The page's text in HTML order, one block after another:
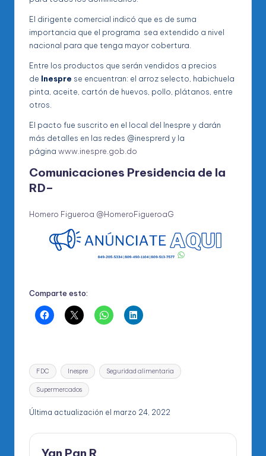
El dirigente comercial indicó que es de suma
importancia que el programa sea extendido a nivel
nacional para que tenga mayor cobertura.
Entre los productos que serán vendidos a precios
de Inespre se encuentran: el arroz selecto, habichuela
pinta, aceite, cartón de huevos, pollo, plátanos, entre
otros.
El pacto fue suscrito en el local del Inespre y darán
más detalles en las redes @inesprerd y la
página www.inespre.gob.do
Comunicaciones Presidencia de la
RD–
Homero Figueroa @HomeroFigueroaG
Comparte esto:
Etiquetas:
FDC Inespre Seguridad alimentaria
Supermercados
Última actualización el marzo 24, 2022
Yan Pan R